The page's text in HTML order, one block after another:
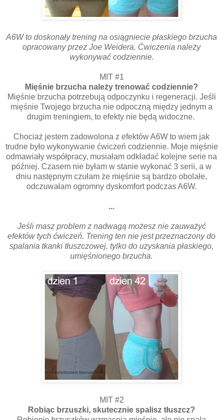
A6W to doskonały trening na osiągniecie płaskiego brzucha
opracowany przez Joe Weidera. Ćwiczenia należy
wykonywać codziennie.
MIT #1
Mięśnie brzucha należy trenować codziennie?
Mięśnie brzucha potrzebują odpoczynku i regeneracji. Jeśli
mięśnie Twojego brzucha nie odpoczną między jednym a
drugim treningiem, to efekty nie będą widoczne.
Chociaż jestem zadowolona z efektów A6W to wiem jak
trudne było wykonywanie ćwiczeń codziennie. Moje mięśnie
odmawiały współpracy, musiałam odkładać kolejne serie na
później. Czasem nie byłam w stanie wykonać 3 serii, a w
dniu następnym czułam że mięśnie są bardzo obolałe,
odczuwałam ogromny dyskomfort podczas A6W.
...
Jeśli masz problem z nadwagą możesz nie zauważyć
efektów tych ćwiczeń. Trening ten nie jest przeznaczony do
spalania tkanki tłuszczowej, tylko do uzyskania płaskiego,
umięśnionego brzucha.
MIT #2
Robiąc brzuszki, skutecznie spalisz tłuszcz?